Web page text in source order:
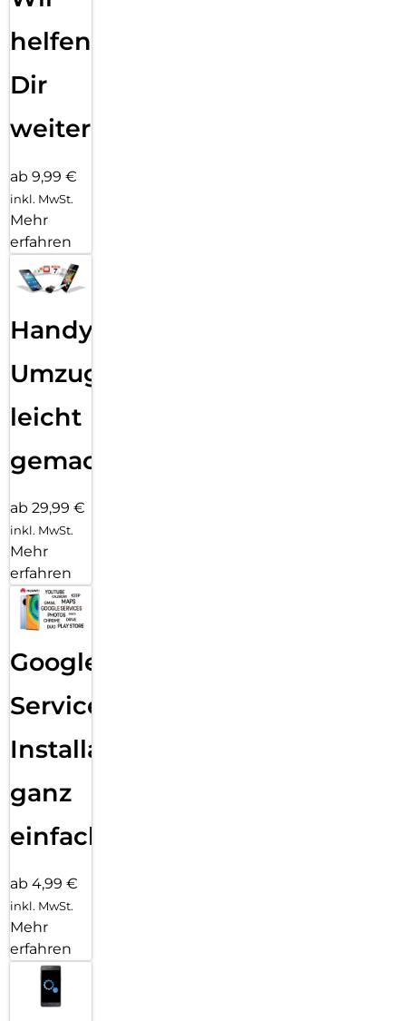
helfen
Dir
weiter
ab 9,99 €
inkl. MwSt.
Mehr
erfahren
Handy
Umzug
leicht
gemacht!
ab 29,99 €
inkl. MwSt.
Mehr
erfahren
Google
Services
Installation
ganz
einfach
ab 4,99 €
inkl. MwSt.
Mehr
erfahren